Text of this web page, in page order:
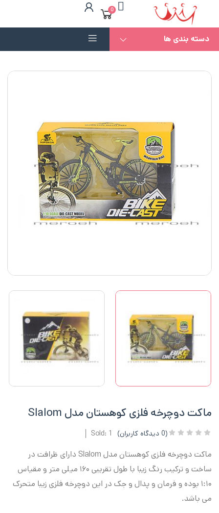
0
دسته بندی ها
ماکت دوچرخه فلزی کوهستان مدل Slalom
(
0 دیدگاه کاربران) Sold: 1
ماکت دوچرخه فلزی کوهستان مدل Slalom دارای ظرافت در
ساخت و ترکیب رنگ زیبا با طول تقریبی ۱۶۰ میلی متر و مقیاس
۱:۱۰ بوده و فرمان و پدال و جک در این دوچرخه فلزی زیبا متحرک
می باشد.